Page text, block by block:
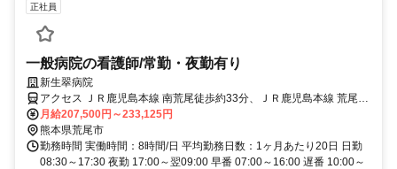
正社員
一般病院の看護師/常勤・夜勤有り
新生翠病院
アクセス ＪＲ鹿児島本線 南荒尾徒歩約33分、ＪＲ鹿児島本線 荒尾
（熊本県）徒歩約52分、ＪＲ鹿児島本線 長洲北口徒歩約64分
月給207,500円～233,125円
熊本県荒尾市
勤務時間 実働時間：8時間/日 平均勤務日数：1ヶ月あたり20日 日勤
08:30～17:30 夜勤 17:00～翌09:00 早番 07:00～16:00 遅番 10:00～